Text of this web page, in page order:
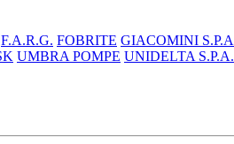
F.A.R.G. FOBRITE GIACOMINI
UMBRA POMPE UNIDELTA S.P.A.